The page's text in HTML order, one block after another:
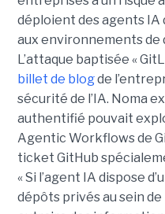
déploient des agents IA
aux environnements
L’attaque baptisée «
billet de blogde
sécurité de l’IA. Noma
authentifié pouvait
Agentic Workflows de
ticket GitHub
« Si l’agent IA dispose
dépôts privés au sein